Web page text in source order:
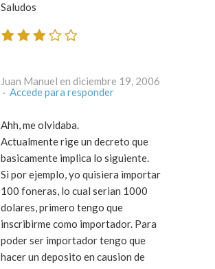
Saludos
Juan Manuel en diciembre 19, 2006
· Accede para responder
Ahh, me olvidaba.
Actualmente rige un decreto que
basicamente implica lo siguiente.
Si por ejemplo, yo quisiera importar
100 foneras, lo cual serian 1000
dolares, primero tengo que
inscribirme como importador. Para
poder ser importador tengo que
hacer un deposito en causion de